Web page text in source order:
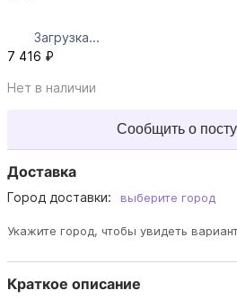
Загрузка...
7 416 ₽
Нет в наличии
Сообщить о
Доставка
Город доставки: выберите город
Укажите город, чтобы увидеть
Краткое описание